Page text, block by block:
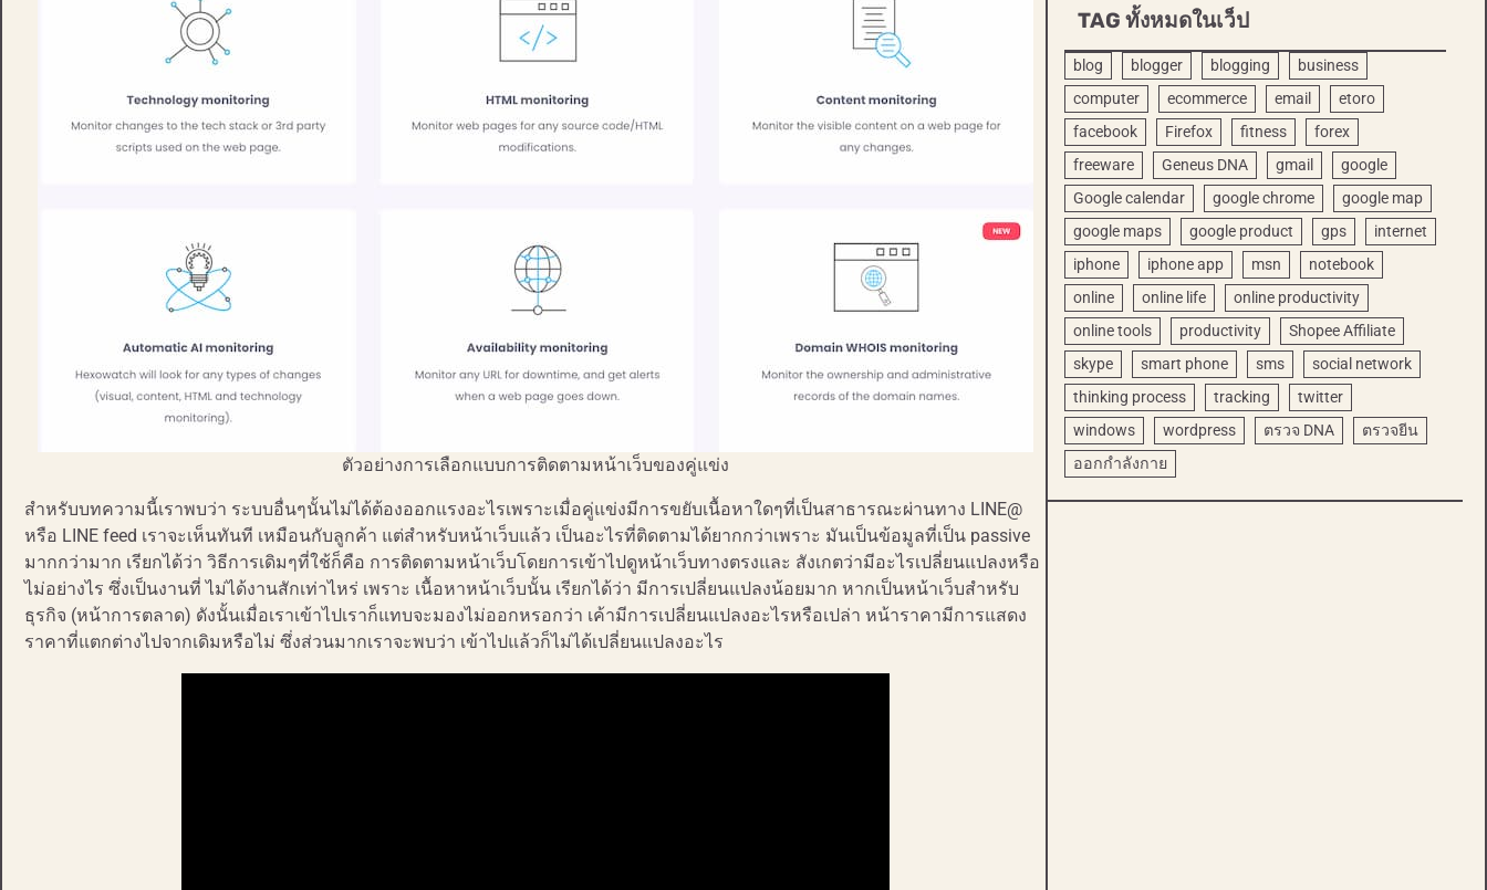
ตัวอย่างการเลือกแบบการติดตามหน้าเว็บของคู่แข่ง
สำหรับบทความนี้เราพบว่า ระบบอื่นๆนั้นไม่ได้ต้องออกแรงอะไรเพราะเมื่อคู่แข่งมีการขยับเนื้อหาใดๆที่เป็นสาธารณะผ่านทาง LINE@
หรือ LINE feed เราจะเห็นทันที เหมือนกับลูกค้า แต่สำหรับหน้าเว็บแล้ว เป็นอะไรที่ติดตามได้ยากกว่าเพราะ มันเป็นข้อมูลที่เป็น passive
มากกว่ามาก เรียกได้ว่า วิธีการเดิมๆที่ใช้ก็คือ การติดตามหน้าเว็บโดยการเข้าไปดูหน้าเว็บทางตรงและ สังเกตว่ามีอะไรเปลี่ยนแปลงหรือ
ไม่อย่างไร ซึ่งเป็นงานที่ ไม่ได้งานสักเท่าไหร่ เพราะ เนื้อหาหน้าเว็บนั้น เรียกได้ว่า มีการเปลี่ยนแปลงน้อยมาก หากเป็นหน้าเว็บสำหรับ
ธุรกิจ (หน้าการตลาด) ดังนั้นเมื่อเราเข้าไปเราก็แทบจะมองไม่ออกหรอกว่า เค้ามีการเปลี่ยนแปลงอะไรหรือเปล่า หน้าราคามีการแสดง
ราคาที่แตกต่างไปจากเดิมหรือไม่ ซึ่งส่วนมากเราจะพบว่า เข้าไปแล้วก็ไม่ได้เปลี่ยนแปลงอะไร
TAG ทั้งหมดในเว็ป
blog blogger blogging
business
computer
ecommerce email
etoro
facebook
Firefox fitness
forex
freeware
Geneus DNA gmail
google
Google calendar
google chrome
google map
google maps
google product gps
internet
iphone
iphone app msn
notebook
online
online life
online productivity
online tools
productivity
Shopee Affiliate
skype
smart phone sms
social network
thinking process
tracking
twitter
windows
wordpress ตรวจ DNA
ตรวจยีน
ออกกำลังกาย